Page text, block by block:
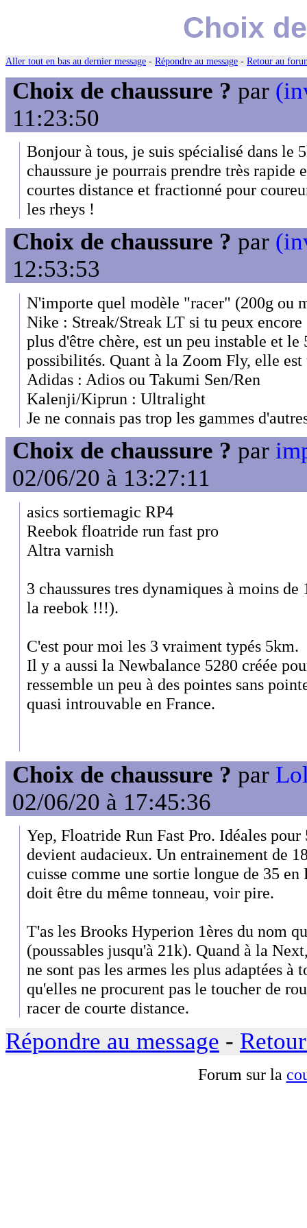
Choix
Aller tout en bas au dernier message - Répondre au message - Retour au
Choix de chaussure ? par
11:23:50
Bonjour à tous, je suis spécialisé dans le
chaussure je pourrais prendre très rapide
courtes distance et fractionné pour
les rheys !
Choix de chaussure ? par
12:53:53
N'importe quel modèle "racer" (200g ou
Nike : Streak/Streak LT si tu peux
plus d'être chère, est un peu instable et le
possibilités. Quant à la Zoom Fly, elle est
Adidas : Adios ou Takumi Sen/Ren
Kalenji/Kiprun : Ultralight
Je ne connais pas trop les gammes
Choix de chaussure ? par
02/06/20 à 13:27:11
asics sortiemagic RP4
Reebok floatride run fast pro
Altra varnish
3 chaussures tres dynamiques à moins
la reebok !!!).
C'est pour moi les 3 vraiment typés 5km.
Il y a aussi la Newbalance 5280 créée
ressemble un peu à des pointes sans
quasi introuvable en France.
Choix de chaussure ? par
02/06/20 à 17:45:36
Yep, Floatride Run Fast Pro. Idéales
devient audacieux. Un entrainement de
cuisse comme une sortie longue de 35
doit être du même tonneau, voir pire.
T'as les Brooks Hyperion 1ères du nom
(poussables jusqu'à 21k). Quand à la
ne sont pas les armes les plus adaptées
qu'elles ne procurent pas le toucher de
racer de courte distance.
Répondre au message -
Forum sur la